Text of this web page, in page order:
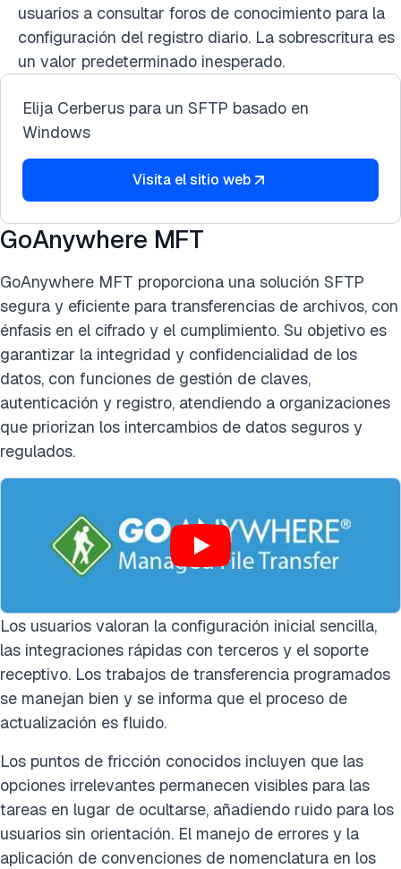
usuarios a consultar foros de conocimiento para la
configuración del registro diario. La sobrescritura es
un valor predeterminado inesperado.
Elija Cerberus para un SFTP basado en
Windows
Visita el sitio web
GoAnywhere MFT
GoAnywhere MFT proporciona una solución SFTP
segura y eficiente para transferencias de archivos, con
énfasis en el cifrado y el cumplimiento. Su objetivo es
garantizar la integridad y confidencialidad de los
datos, con funciones de gestión de claves,
autenticación y registro, atendiendo a organizaciones
que priorizan los intercambios de datos seguros y
regulados.
Los usuarios valoran la configuración inicial sencilla,
las integraciones rápidas con terceros y el soporte
receptivo. Los trabajos de transferencia programados
se manejan bien y se informa que el proceso de
actualización es fluido.
Los puntos de fricción conocidos incluyen que las
opciones irrelevantes permanecen visibles para las
tareas en lugar de ocultarse, añadiendo ruido para los
usuarios sin orientación. El manejo de errores y la
aplicación de convenciones de nomenclatura en los